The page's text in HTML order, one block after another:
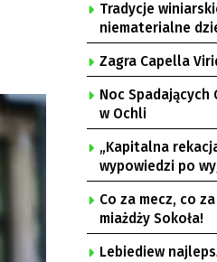
Tradycje
niematerialne
konsultacje i
Zagra Capella
Noc Spadających
w Ochli
„Kapitalna
wypowiedzi po
Co za mecz, co
miażdży Sokoła!
Lebiediew